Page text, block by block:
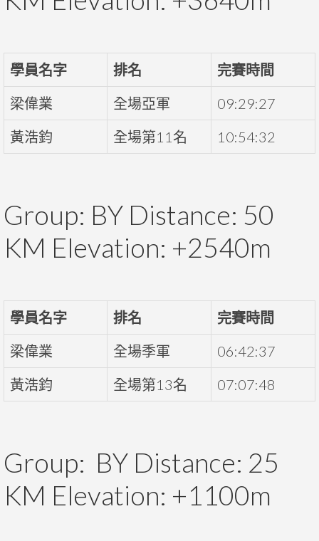
學員名字 排名
完賽時間
梁偉業
全場亞軍
09:29:27
黃浩鈞
全場第11名 10:54:32
Group: BY Distance: 50
KM Elevation: +2540m
學員名字 排名
完賽時間
梁偉業
全場季軍
06:42:37
黃浩鈞
全場第13名 07:07:48
Group: BY Distance: 25
KM Elevation: +1100m